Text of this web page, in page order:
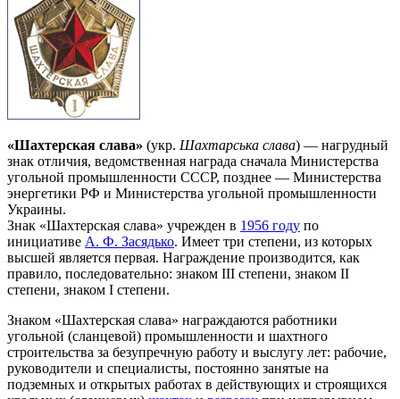
«Шахтерская слава» (укр. Шахтарська слава) — нагрудный
знак отличия, ведомственная награда сначала Министерства
угольной промышленности СССР, позднее — Министерства
энергетики РФ и Министерства угольной промышленности
Украины.
Знак «Шахтерская слава» учрежден в 1956 году по
инициативе А. Ф. Засядько. Имеет три степени, из которых
высшей является первая. Награждение производится, как
правило, последовательно: знаком III степени, знаком II
степени, знаком I степени.
Знаком «Шахтерская слава» награждаются работники
угольной (сланцевой) промышленности и шахтного
строительства за безупречную работу и выслугу лет: рабочие,
руководители и специалисты, постоянно занятые на
подземных и открытых работах в действующих и строящихся